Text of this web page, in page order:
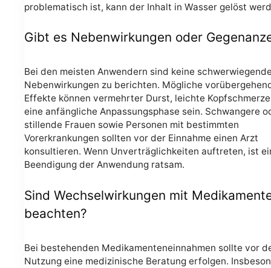
problematisch ist, kann der Inhalt in Wasser gelöst
Gibt es Nebenwirkungen oder
Bei den meisten Anwendern sind keine
Nebenwirkungen zu berichten. Mögliche
Effekte können vermehrter Durst, leichte
eine anfängliche Anpassungsphase sein. Schwangere
stillende Frauen sowie Personen mit bestimmten
Vorerkrankungen sollten vor der Einnahme einen Arzt
konsultieren. Wenn Unverträglichkeiten auftreten, ist
Beendigung der Anwendung ratsam.
Sind Wechselwirkungen mit
beachten?
Bei bestehenden Medikamenteneinnahmen sollte vor
Nutzung eine medizinische Beratung erfolgen.